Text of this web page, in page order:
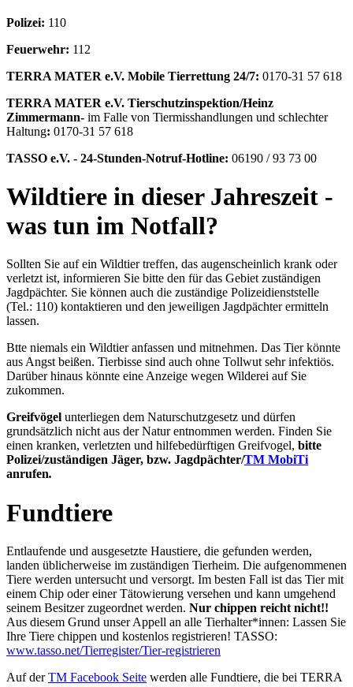
Polizei: 110
Feuerwehr: 112
TERRA MATER e.V. Mobile Tierrettung 24/7: 0170-31 57 618
TERRA MATER e.V. Tierschutzinspektion/Heinz
Zimmermann- im Falle von Tiermisshandlungen und schlechter
Haltung: 0170-31 57 618
TASSO e.V. - 24-Stunden-Notruf-Hotline: 06190 / 93 73 00
Wildtiere in dieser Jahreszeit -
was tun im Notfall?
Sollten Sie auf ein Wildtier treffen, das augenscheinlich krank oder
verletzt ist, informieren Sie bitte den für das Gebiet zuständigen
Jagdpächter. Sie können auch die zuständige Polizeidienststelle
(Tel.: 110) kontaktieren und den jeweiligen Jagdpächter ermitteln
lassen.
Btte niemals ein Wildtier anfassen und mitnehmen. Das Tier könnte
aus Angst beißen. Tierbisse sind auch ohne Tollwut sehr infektiös.
Darüber hinaus könnte eine Anzeige wegen Wilderei auf Sie
zukommen.
Greifvögel unterliegen dem Naturschutzgesetz und dürfen
grundsätzlich nicht aus der Natur entnommen werden. Finden Sie
einen kranken, verletzten und hilfebedürftigen Greifvogel, bitte
Polizei/zuständigen Jäger, bzw. Jagdpächter/TM MobiTi
anrufen.
Fundtiere
Entlaufende und ausgesetzte Haustiere, die gefunden werden,
landen üblicherweise im zuständigen Tierheim. Die aufgenommenen
Tiere werden untersucht und versorgt. Im besten Fall ist das Tier mit
einem Chip oder einer Tätowierung versehen und kann umgehend
seinem Besitzer zugeordnet werden. Nur chippen reicht nicht!!
Aus diesem Grund unser Appell an alle Tierhalter*innen: Lassen Sie
Ihre Tiere chippen und kostenlos registrieren! TASSO:
www.tasso.net/Tierregister/Tier-registrieren
Auf derTM Facebook Seite werden alle Fundtiere, die bei TERRA